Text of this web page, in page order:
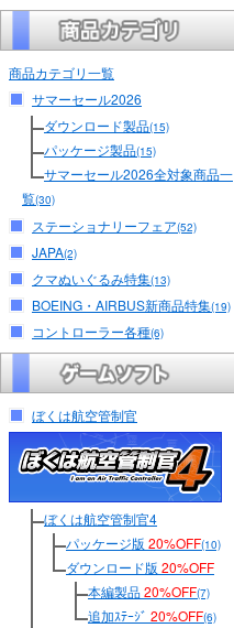
商品カテゴリ一覧
サマーセール2026
ダウンロード製品(15)
パッケージ製品(15)
サマーセール2026全対象商品一
覧(30)
ステーショナリーフェア(52)
JAPA(2)
クマぬいぐるみ特集(13)
BOEING・AIRBUS新商品特集(19)
コントローラー各種(6)
ぼくは航空管制官
ぼくは航空管制官4
パッケージ版 20%OFF(10)
ダウンロード版 20%OFF
本編製品20%OFF(7)
追加ｽﾃｰｼﾞ 20%OFF(6)